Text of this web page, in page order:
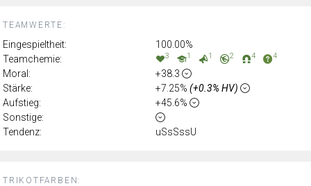
TRIKOTFARBEN:
TEAMWERTE:
Eingespieltheit:
100.00%
Teamchemie:
3 1 1 2 4 4
Moral:
+38.3
Stärke:
+7.25% (+0.3% HV)
Aufstieg:
+45.6%
Sonstige:
Tendenz:
uSsSssU